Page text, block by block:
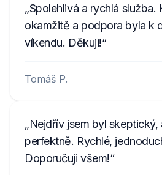
Spolehlivá a rychlá služba.
okamžitě a podpora byla k
víkendu. Děkuji!
Tomáš P.
Nejdřív jsem byl skeptický,
perfektně. Rychlé,
Doporučuji všem!